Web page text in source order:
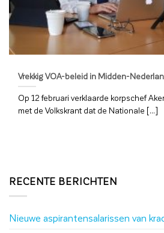
Vrekkig VOA-beleid in Midden-
Op 12 februari verklaarde korpschef
met de Volkskrant dat de Nationale [...]
RECENTE BERICHTEN
Nieuwe aspirantensalarissen van